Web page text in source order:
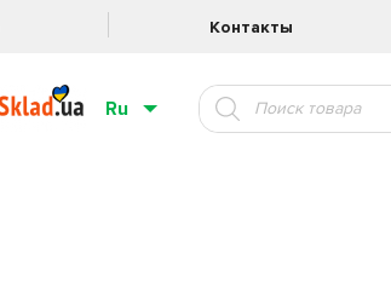
Контакты
Ru